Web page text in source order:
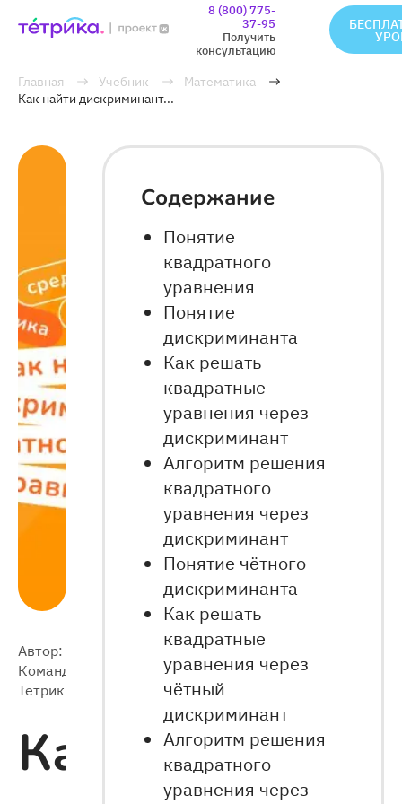
8 (800) 775-
37-95
Получить
консультацию
Главная Учебник
Математика
Как найти дискриминант...
Автор:
Команда
Тетрики
18 528
Как
Содержание
Понятие
квадратного
уравнения
Понятие
дискриминанта
Как решать
квадратные
уравнения через
дискриминант
Алгоритм решения
квадратного
уравнения через
дискриминант
Понятие чётного
дискриминанта
Как решать
квадратные
уравнения через
чётный
дискриминант
Алгоритм решения
квадратного
уравнения через